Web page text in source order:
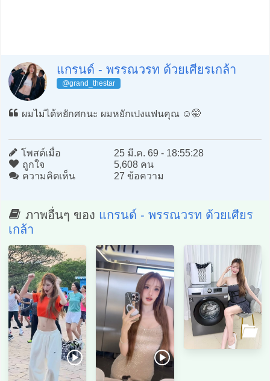
แกรนด์ - พรรณวรท ด้วยเศียรเกล้า
@grand_thestar
ผมไม่ได้หยักศกนะ ผมหยักเปงแฟนคุณ ☺️🤭
โพสต์เมื่อ
25 มี.ค. 69 - 18:55:28
ถูกใจ
5,608 คน
ความคิดเห็น
27 ข้อความ
ภาพอื่นๆ ของ แกรนด์ - พรรณวรท ด้วยเศียร
เกล้า